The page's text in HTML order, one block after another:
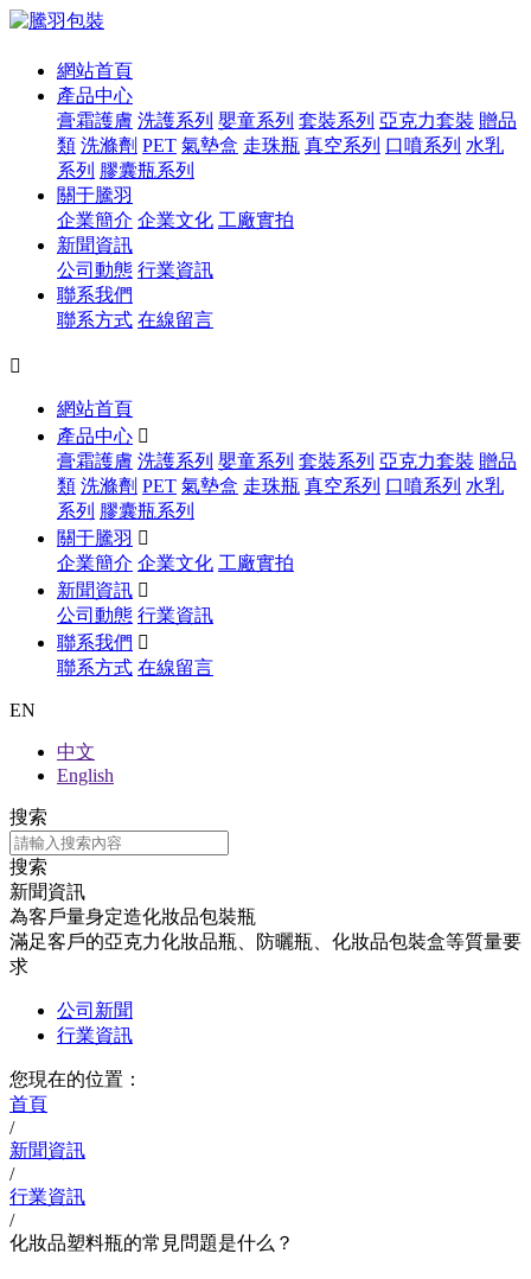
網站首頁
產品中心
膏霜護膚 洗護系列 嬰童系列 套裝系列 亞克力套裝 贈品
類 洗滌劑 PET 氣墊盒 走珠瓶 真空系列 口噴系列 水乳
系列 膠囊瓶系列
關于騰羽
企業簡介 企業文化 工廠實拍
新聞資訊
公司動態 行業資訊
聯系我們
聯系方式 在線留言

網站首頁
產品中心 
膏霜護膚 洗護系列 嬰童系列 套裝系列 亞克力套裝 贈品
類 洗滌劑 PET 氣墊盒 走珠瓶 真空系列 口噴系列 水乳
系列 膠囊瓶系列
關于騰羽 
企業簡介 企業文化 工廠實拍
新聞資訊 
公司動態 行業資訊
聯系我們 
聯系方式 在線留言
EN
中文
English
搜索
搜索
新聞資訊
為客戶量身定造化妝品包裝瓶
滿足客戶的亞克力化妝品瓶、防曬瓶、化妝品包裝盒等質量要
求
公司新聞
行業資訊
您現在的位置：
首頁
/
新聞資訊
/
行業資訊
/
化妝品塑料瓶的常見問題是什么？